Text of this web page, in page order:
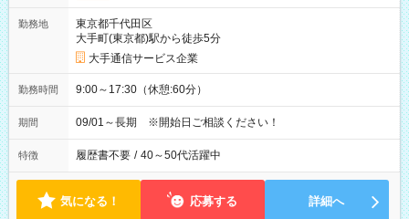
勤務地
東京都千代田区
大手町(東京都)駅から徒歩5分
大手通信サービス企業
勤務時間 9:00～17:30（休憩:60分）
期間 09/01～長期 ※開始日ご相談ください！
特徴 履歴書不要 / 40～50代活躍中
気になる！ 応募する 詳細へ